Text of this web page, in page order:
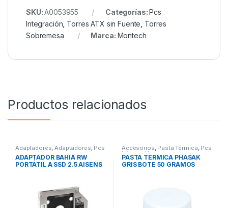
SKU:A0053955 Categorías:Pcs
Integración Torres ATX sin Fuente Torres
Sobremesa
Marca: Montech
Productos relacionados
Adaptadores,Adaptadores, Pcs
Integración
ADAPTADOR BAHÍA RW
PORTÁTIL A SSD 2.5 AISENS
Accesorios, Pasta Térmica, Pcs
Integración
PASTA TERMICA PHASAK
GRIS BOTE 50 GRAMOS